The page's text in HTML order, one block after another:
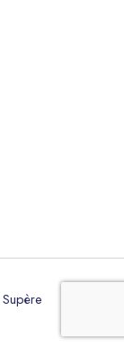
Supère